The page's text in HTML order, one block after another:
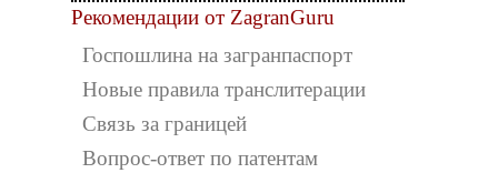
Рекомендации от ZagranGuru
Госпошлина на загранпаспорт
Новые правила транслитерации
Связь за границей
Вопрос-ответ по патентам